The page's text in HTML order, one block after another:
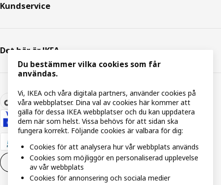
Kundservice
Det här är IKEA
Inställningar för Cookies SV
Du bestämmer vilka cookies som får
användas.
Vi, IKEA och våra digitala partners, använder cookies på
våra webbplatser. Dina val av cookies här kommer att
gälla för dessa IKEA webbplatser och du kan uppdatera
dem när som helst. Vissa behövs för att sidan ska
fungera korrekt. Följande cookies är valbara för dig:
Cookies för att analysera hur vår webbplats används
Cookies som möjliggör en personaliserad upplevelse
av vår webbplats
Cookies för annonsering och sociala medier